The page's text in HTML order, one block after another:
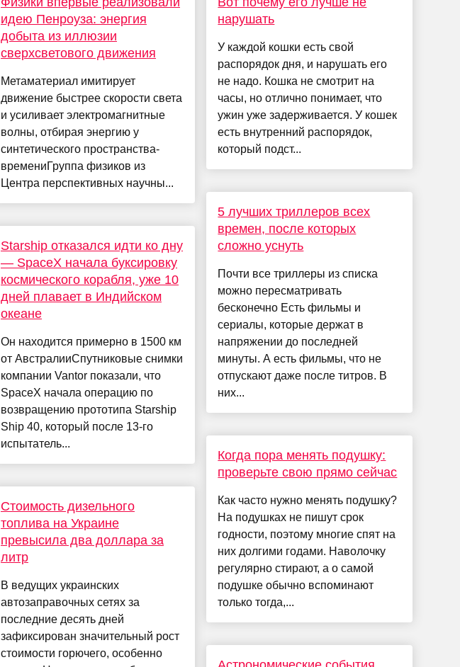
идею Пенроуза: энергия
добыта из иллюзии
сверхсветового движения
Метаматериал имитирует
движение быстрее скорости света
и усиливает электромагнитные
волны, отбирая энергию у
синтетического пространства-
времениГруппа физиков из
Центра перспективных научны...
Starship отказался идти ко дну
— SpaceX начала буксировку
космического корабля, уже 10
дней плавает в Индийском
океане
Он находится примерно в 1500 км
от АвстралииСпутниковые снимки
компании Vantor показали, что
SpaceX начала операцию по
возвращению прототипа Starship
Ship 40, который после 13-го
испытатель...
Стоимость дизельного
топлива на Украине
превысила два доллара за
литр
В ведущих украинских
автозаправочных сетях за
последние десять дней
зафиксирован значительный рост
стоимости горючего, особенно
нарушать
У каждой кошки есть свой
распорядок дня, и нарушать его
не надо. Кошка не смотрит на
часы, но отлично понимает, что
ужин уже задерживается. У кошек
есть внутренний распорядок,
который подст...
5 лучших триллеров всех
времен, после которых
сложно уснуть
Почти все триллеры из списка
можно пересматривать
бесконечно Есть фильмы и
сериалы, которые держат в
напряжении до последней
минуты. А есть фильмы, что не
отпускают даже после титров. В
них...
Когда пора менять подушку:
проверьте свою прямо сейчас
Как часто нужно менять подушку?
На подушках не пишут срок
годности, поэтому многие спят на
них долгими годами. Наволочку
регулярно стирают, а о самой
подушке обычно вспоминают
только тогда,...